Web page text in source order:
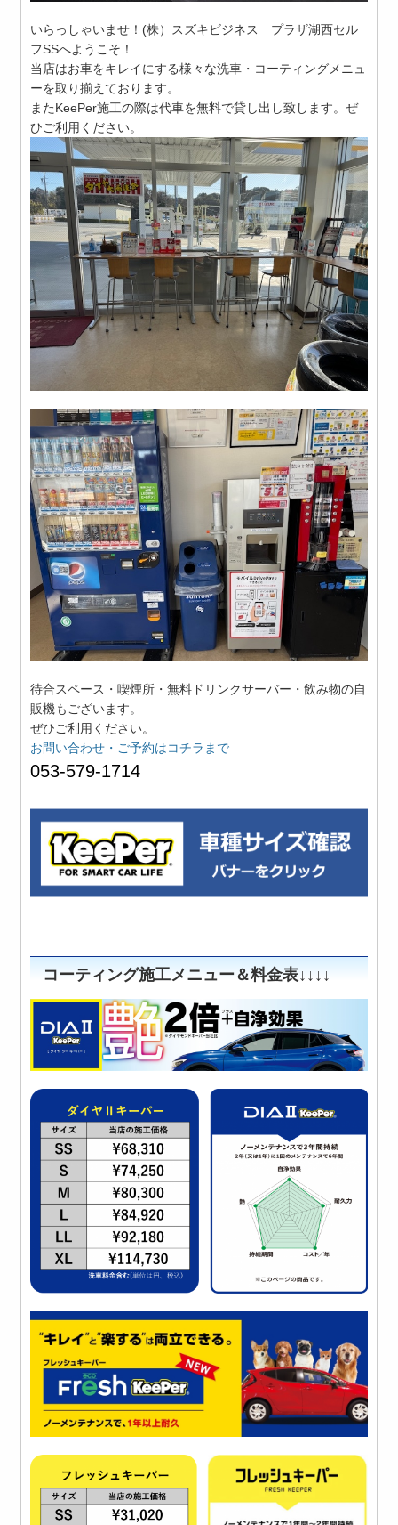
いらっしゃいませ！(株）スズキビジネス プラザ湖西セル
フSSへようこそ！
当店はお車をキレイにする様々な洗車・コーティングメニュ
ーを取り揃えております。
またKeePer施工の際は代車を無料で貸し出し致します。ぜ
ひご利用ください。
待合スペース・喫煙所・無料ドリンクサーバー・飲み物の自
販機もございます。
ぜひご利用ください。
お問い合わせ・ご予約はコチラまで
053-579-1714
コーティング施工メニュー＆料金表↓↓↓↓